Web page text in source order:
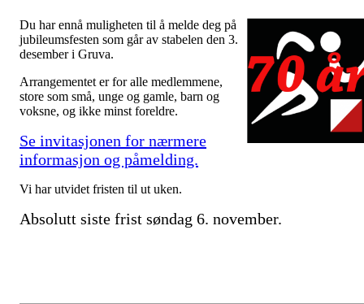
Du har ennå muligheten til å melde deg på
jubileumsfesten som går av stabelen den 3.
desember i Gruva.
Arrangementet er for alle medlemmene,
store som små, unge og gamle, barn og
voksne, og ikke minst foreldre.
Se invitasjonen for nærmere
informasjon og påmelding.
Vi har utvidet fristen til ut uken.
Absolutt siste frist søndag 6. november.